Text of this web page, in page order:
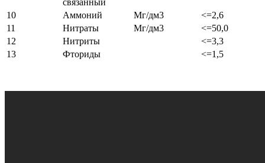
связанный
10
Аммоний Мг/дм3
<=2,6
11
Нитраты Мг/дм3
<=50,0
12
Нитриты
<=3,3
13
Фториды <=1,5